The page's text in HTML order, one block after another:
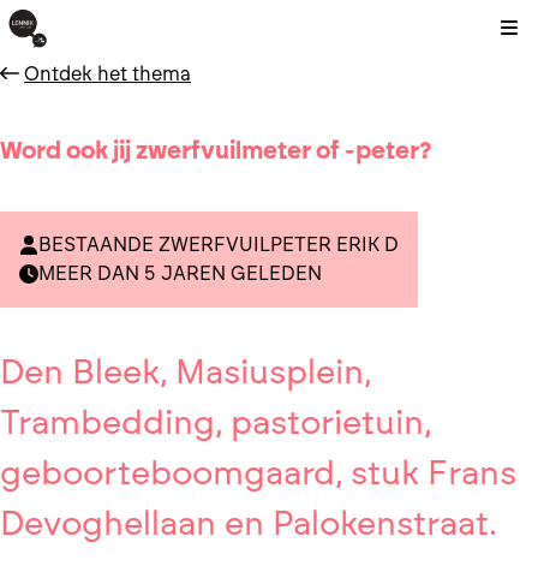
Ontdek het thema
Word ook jij zwerfvuilmeter of -peter?
BESTAANDE ZWERFVUILPETER ERIK D
MEER DAN 5 JAREN GELEDEN
Den Bleek, Masiusplein,
Trambedding, pastorietuin,
geboorteboomgaard, stuk Frans
Devoghellaan en Palokenstraat.